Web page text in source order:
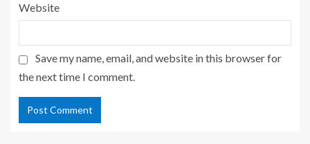
Website
Save my name, email, and website in this browser for
the next time I comment.